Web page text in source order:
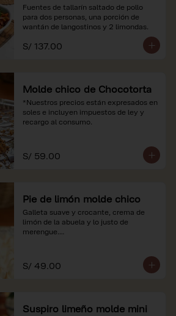
2 limonadas
Fuentes de tallarín saltado de pollo
para dos personas, una porción de
wantán de langostinos y 2 limondas.
S/ 137.00
Molde chico de Chocotorta
*Nuestros precios están expresados en
soles e incluyen impuestos de ley y
recargo al consumo.
S/ 59.00
Pie de limón molde chico
Galleta suave y crocante, crema de
limón de la abuela y lo justo de
merengue.
soles e incluyen impuestos de ley y
recargo al consumo.
S/ 49.00
Suspiro limeño molde mini